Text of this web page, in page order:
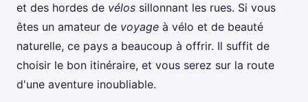
et des hordes de vélos sillonnant les rues. Si vous
êtes un amateur de voyage à vélo et de beauté
naturelle, ce pays a beaucoup à offrir. Il suffit de
choisir le bon itinéraire, et vous serez sur la route
d'une aventure inoubliable.